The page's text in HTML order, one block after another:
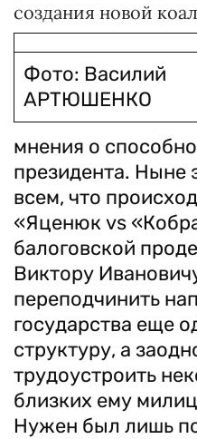
создания новой
Фото: Василий
АРТЮШЕНКО
мнения о
президента. Ныне
всем, что
«Яценюк vs
балоговской
Виктору
переподчинить
государства еще
структуру, а
трудоустроить
близких ему
Нужен был лишь